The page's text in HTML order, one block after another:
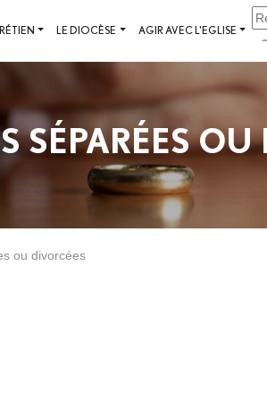
LE DIOCÈSE AGIR AVEC L'EGLISE
SÉPARÉES OU
ou divorcées